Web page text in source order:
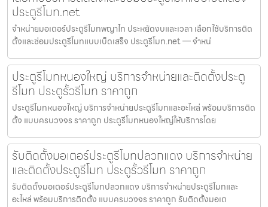
ประตูรีโมท.net
จำหน่ายมอเตอร์ประตูรีโมทพญาไท ประหยัดงบและเวลา เลือกใช้บริการติด
ตั้งและซ่อมประตูรีโมทแบบเบ็ดเสร็จ ประตูรีโมท.net — จำหน่
ประตูรีโมทหนองใหญ่ บริการจำหน่ายและติดตั้งประตู
รีโมท ประตูรั้วรีโมท ราคาถูก
ประตูรีโมทหนองใหญ่ บริการจำหน่ายประตูรีโมทและอะไหล่ พร้อมบริการติด
ตั้ง แบบครบวงจร ราคาถูก ประตูรีโมทหนองใหญ่ให้บริการโดย
รับติดตั้งมอเตอร์ประตูรีโมทปลวกแดง บริการจำหน่าย
และติดตั้งประตูรีโมท ประตูรั้วรีโมท ราคาถูก
รับติดตั้งมอเตอร์ประตูรีโมทปลวกแดง บริการจำหน่ายประตูรีโมทและ
อะไหล่ พร้อมบริการติดตั้ง แบบครบวงจร ราคาถูก รับติดตั้งมอเต